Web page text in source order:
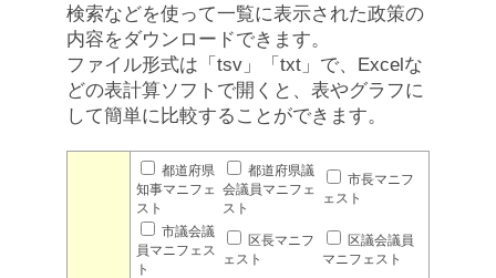
検索などを使って一覧に表示された政策の
内容をダウンロードできます。
ファイル形式は「tsv」「txt」で、Excelな
どの表計算ソフトで開くと、表やグラフに
して簡単に比較することができます。
都道府県
知事マニフェ
スト
都道府県議
会議員マニフェ
スト
市長マニフ
ェスト
市議会議
員マニフェス
ト
区長マニフ
ェスト
区議会議員
マニフェスト